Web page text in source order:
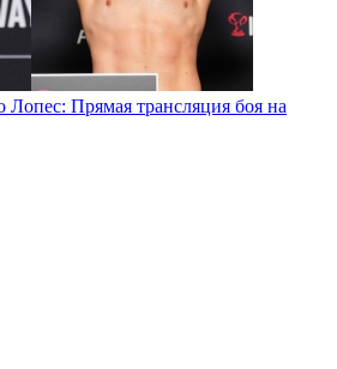
Прямая трансляция боя на